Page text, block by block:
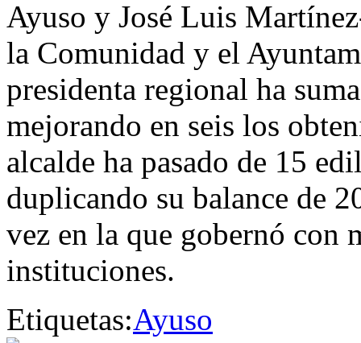
Ayuso y José Luis
la Comunidad y el
presidenta regional ha
mejorando en seis los
alcalde ha pasado de 15
duplicando su balance de
vez en la que gobernó con
instituciones.
Etiquetas:Ayuso